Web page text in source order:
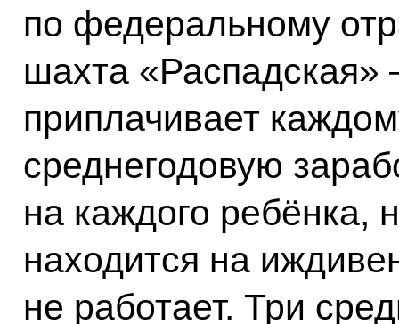
по федеральному
шахта «Распадская»
приплачивает
среднегодовую
на каждого ребёнка,
находится на
не работает. Три